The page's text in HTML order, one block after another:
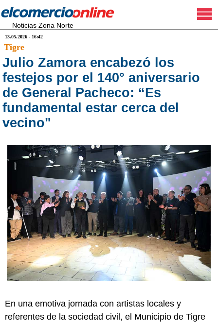
Noticias Zona Norte
13.05.2026 - 16:42
Tigre
Julio Zamora encabezó los
festejos por el 140° aniversario
de General Pacheco: “Es
fundamental estar cerca del
vecino"
En una emotiva jornada con artistas locales y
referentes de la sociedad civil, el Municipio de Tigre